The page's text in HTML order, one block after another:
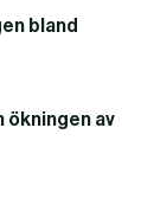
bland
ökningen av